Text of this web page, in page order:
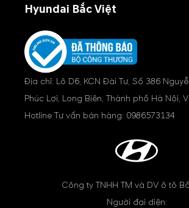
Hyundai Bắc Việt
Địa chỉ: Lô D6, KCN Đài Tư, Số 386
Phúc Lợi, Long Biên, Thành phố Hà Nội,
Hotline Tư vấn bán hàng: 0986573134
Công ty TNHH TM và DV ô tô
Người đại diện: